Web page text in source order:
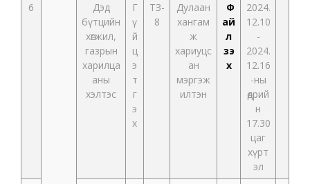
6
Дэд
бүтцийн
хөгжил,
газрын
харилца
аны
хэлтэс
Г
ү
й
ц
э
т
г
э
х
ТЗ-
8
Дулаан
хангам
ж
хариуцс
ан
мэргэж
илтэн
Ф
ай
л
үзэ
х
2024.
12.10
-
2024.
12.16
-ны
өдрий
н
17.30
цаг
хүрт
эл